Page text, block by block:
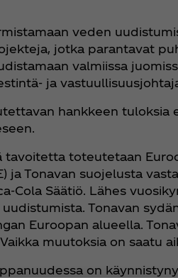
veden
jotka parantavat
valmiissa
ja
hankkeen tuloksia
toteutetaan
ja Tonavan suojelusta
Säätiö. Lähes
Tonavan
Euroopan alueella.
muutoksia on saatu
on